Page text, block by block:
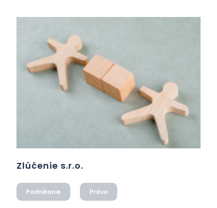
Zlúčenie s.r.o.
Podnikanie Právo